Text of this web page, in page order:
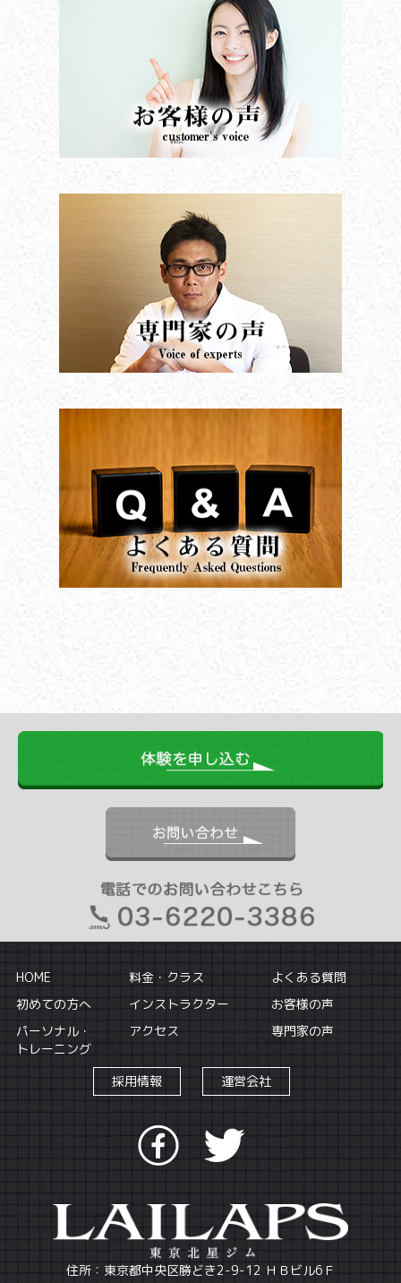
HOME 料金・クラス
よくある質問
初めての方へ
インストラクター
お客様の声
パーソナル・
トレーニング
アクセス 専門家の声
採用情報 運営会社
住所：東京都中央区勝どき2-9-12 ＨＢビル6Ｆ